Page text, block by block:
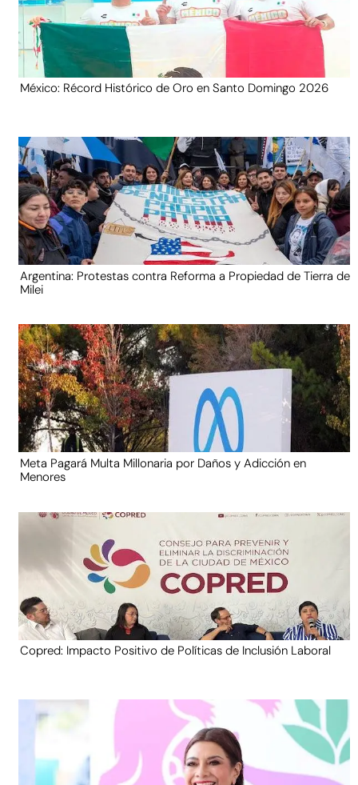
México: Récord Histórico de Oro en Santo Domingo 2026
Argentina: Protestas contra Reforma a Propiedad de Tierra de
Milei
Meta Pagará Multa Millonaria por Daños y Adicción en
Menores
Copred: Impacto Positivo de Políticas de Inclusión Laboral